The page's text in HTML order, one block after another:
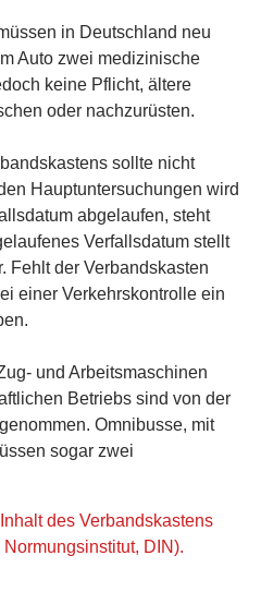
in Deutschland neu
Auto zwei medizinische
keine Pflicht, ältere
oder nachzurüsten.
sollte nicht
Hauptuntersuchungen wird
abgelaufen, steht
Verfallsdatum stellt
Fehlt der Verbandskasten
einer Verkehrskontrolle ein
und Arbeitsmaschinen
Betriebs sind von der
Omnibusse, mit
sogar zwei
des Verbandskastens
DIN).